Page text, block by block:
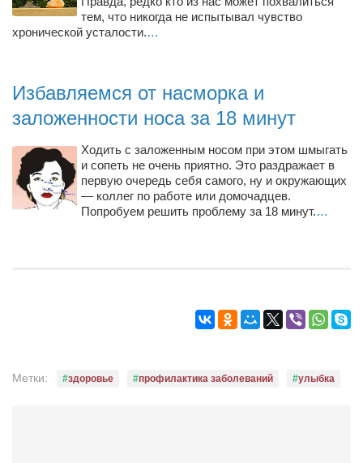
Режиссёры
Художники
Анна Гидора
Леонтий Костур
Римма Миленкова
Ирина Проценко
Александр Садовский
тем, что никогда не испытывал чувство
хронической усталости.…
Избавляемся от насморка и
заложенности носа за 18 минут
Ходить с заложенным носом при этом шмыгать
и сопеть не очень приятно. Это раздражает в
первую очередь себя самого, ну и окружающих
— коллег по работе или домочадцев.
Попробуем решить проблему за 18 минут.…
Метки: здоровье профилактика заболеваний улыбка